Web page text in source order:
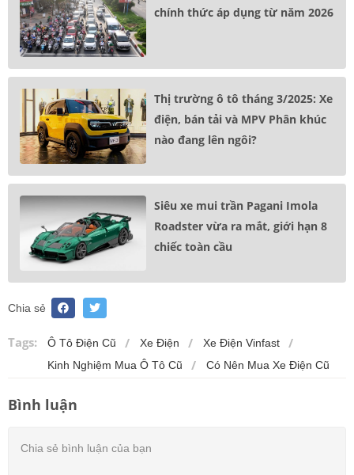
chính thức áp dụng từ năm 2026
Thị trường ô tô tháng 3/2025: Xe
điện, bán tải và MPV Phân khúc
nào đang lên ngôi?
Siêu xe mui trần Pagani Imola
Roadster vừa ra mắt, giới hạn 8
chiếc toàn cầu
Chia sẻ
Tags: Ô Tô Điện Cũ Xe Điện
Xe Điện Vinfast
Kinh Nghiệm Mua Ô Tô Cũ
Có Nên Mua Xe Điện Cũ
Bình luận